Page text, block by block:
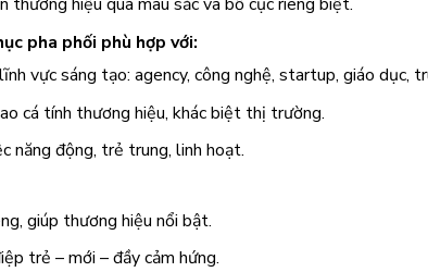
thương hiệu qua màu sắc và bố cục riêng biệt.
pha phối phù hợp với:
vực sáng tạo: agency, công nghệ, startup, giáo dục,
cá tính thương hiệu, khác biệt thị trường.
năng động, trẻ trung, linh hoạt.
giúp thương hiệu nổi bật.
trẻ – mới – đầy cảm hứng.